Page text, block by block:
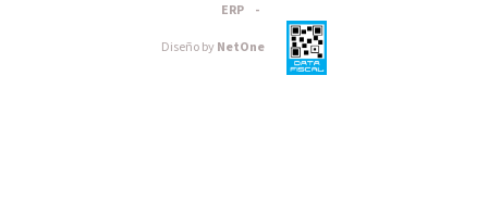
ERP -
Diseño byNetOne